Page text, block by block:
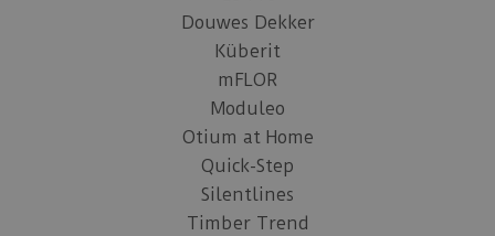
Douwes Dekker
Küberit
mFLOR
Moduleo
Otium at Home
Quick-Step
Silentlines
Timber Trend